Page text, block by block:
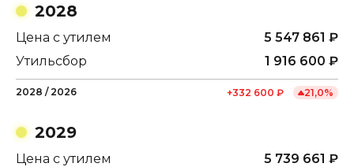
2028
Цена с утилем 5 547 861 ₽
Утильсбор
1 916 600 ₽
2028 / 2026 +332 600 ₽ 21,0%
2029
Цена с утилем 5 739 661 ₽